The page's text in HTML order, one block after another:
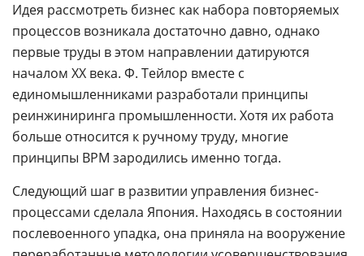
Идея рассмотреть бизнес как набора повторяемых
процессов возникала достаточно давно, однако
первые труды в этом направлении датируются
началом ХХ века. Ф. Тейлор вместе с
единомышленниками разработали принципы
реинжиниринга промышленности. Хотя их работа
больше относится к ручному труду, многие
принципы BPM зародились именно тогда.
Следующий шаг в развитии управления бизнес-
процессами сделала Япония. Находясь в состоянии
послевоенного упадка, она приняла на вооружение